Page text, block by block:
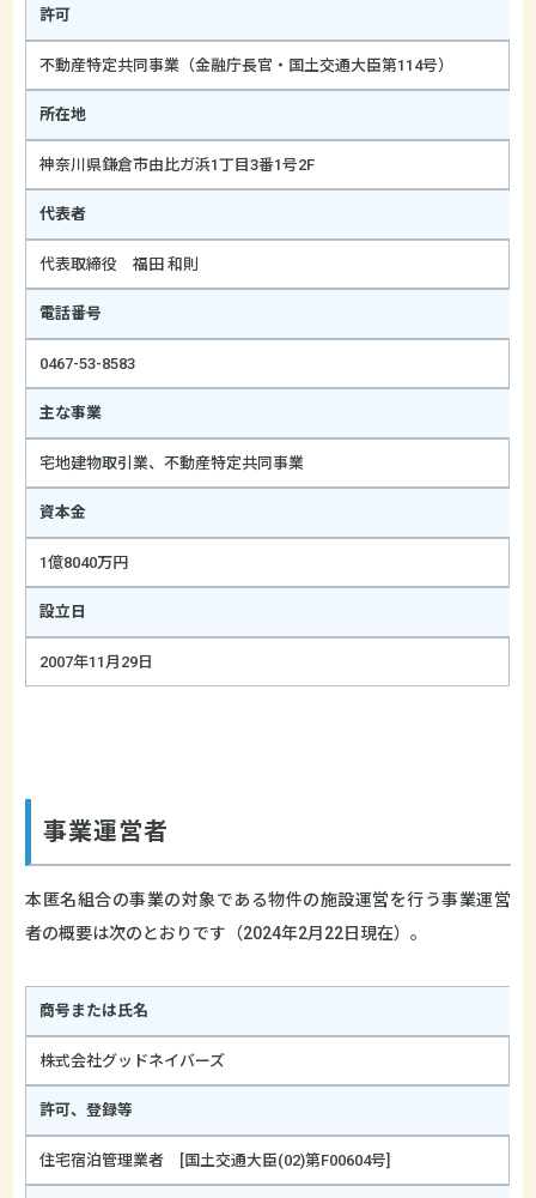
許可
不動産特定共同事業（金融庁長官・国土交通大臣第114号）
所在地
神奈川県鎌倉市由比ガ浜1丁目3番1号2F
代表者
代表取締役 福田 和則
電話番号
0467-53-8583
主な事業
宅地建物取引業、不動産特定共同事業
資本金
1億8040万円
設立日
2007年11月29日
事業運営者
本匿名組合の事業の対象である物件の施設運営を行う事業運営
者の概要は次のとおりです（2024年2月22日現在）。
商号または氏名
株式会社グッドネイバーズ
許可、登録等
住宅宿泊管理業者 [国土交通大臣(02)第F00604号]